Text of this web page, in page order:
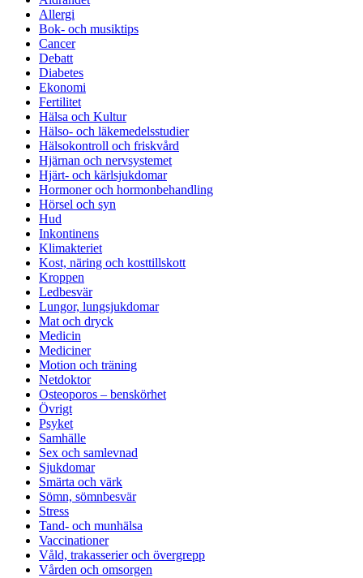
Allergi
Bok- och musiktips
Cancer
Debatt
Diabetes
Ekonomi
Fertilitet
Hälsa och Kultur
Hälso- och läkemedelsstudier
Hälsokontroll och friskvård
Hjärnan och nervsystemet
Hjärt- och kärlsjukdomar
Hormoner och hormonbehandling
Hörsel och syn
Hud
Inkontinens
Klimakteriet
Kost, näring och kosttillskott
Kroppen
Ledbesvär
Lungor, lungsjukdomar
Mat och dryck
Medicin
Mediciner
Motion och träning
Netdoktor
Osteoporos – benskörhet
Övrigt
Psyket
Samhälle
Sex och samlevnad
Sjukdomar
Smärta och värk
Sömn, sömnbesvär
Stress
Tand- och munhälsa
Vaccinationer
Våld, trakasserier och övergrepp
Vården och omsorgen